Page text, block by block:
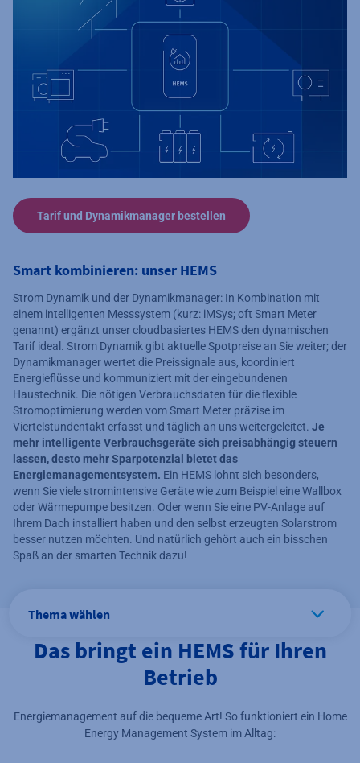
Tarif und Dynamikmanager bestellen
Smart kombinieren: unser HEMS
Strom Dynamik und der Dynamikmanager: In Kombination mit
einem intelligenten Messsystem (kurz: iMSys; oft Smart Meter
genannt) ergänzt unser cloudbasiertes HEMS den dynamischen
Tarif ideal. Strom Dynamik gibt aktuelle Spotpreise an Sie weiter; der
Dynamikmanager wertet die Preissignale aus, koordiniert
Energieflüsse und kommuniziert mit der eingebundenen
Haustechnik. Die nötigen Verbrauchsdaten für die flexible
Stromoptimierung werden vom Smart Meter präzise im
Viertelstundentakt erfasst und täglich an uns weitergeleitet. Je
mehr intelligente Verbrauchsgeräte sich preisabhängig steuern
lassen, desto mehr Sparpotenzial bietet das
Energiemanagementsystem. Ein HEMS lohnt sich besonders,
wenn Sie viele stromintensive Geräte wie zum Beispiel eine Wallbox
oder Wärmepumpe besitzen. Oder wenn Sie eine PV-Anlage auf
Ihrem Dach installiert haben und den selbst erzeugten Solarstrom
besser nutzen möchten. Und natürlich gehört auch ein bisschen
Spaß an der smarten Technik dazu!
Thema wählen
Das bringt ein HEMS für Ihren
Betrieb
Energiemanagement auf die bequeme Art! So funktioniert ein Home
Energy Management System im Alltag: